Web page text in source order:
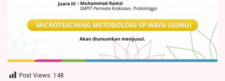
Post Views: 148